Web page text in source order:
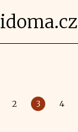
2 3 4